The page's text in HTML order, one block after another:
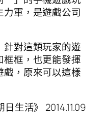
軍，是遊戲公司
對這類玩家的遊
框，也更能發揮
，原來可以這樣
生活》 2014.11.09